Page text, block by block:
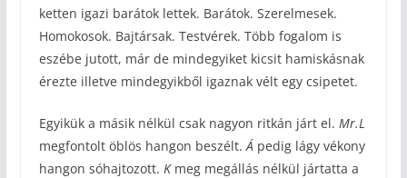
ketten igazi barátok lettek. Barátok. Szerelmesek.
Homokosok. Bajtársak. Testvérek. Több fogalom is
eszébe jutott, már de mindegyiket kicsit hamiskásnak
érezte illetve mindegyikből igaznak vélt egy csipetet.
Egyikük a másik nélkül csak nagyon ritkán járt el. Mr.L
megfontolt öblös hangon beszélt. Ápedig lágy vékony
hangon sóhajtozott. Kmeg megállás nélkül jártatta a